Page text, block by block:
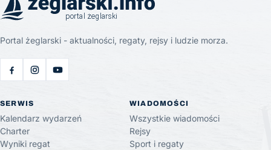
Portal żeglarski - aktualności, regaty, rejsy i ludzie morza.
SERWIS
Kalendarz wydarzeń
Charter
Wyniki regat
WIADOMOŚCI
Wszystkie wiadomości
Rejsy
Sport i regaty